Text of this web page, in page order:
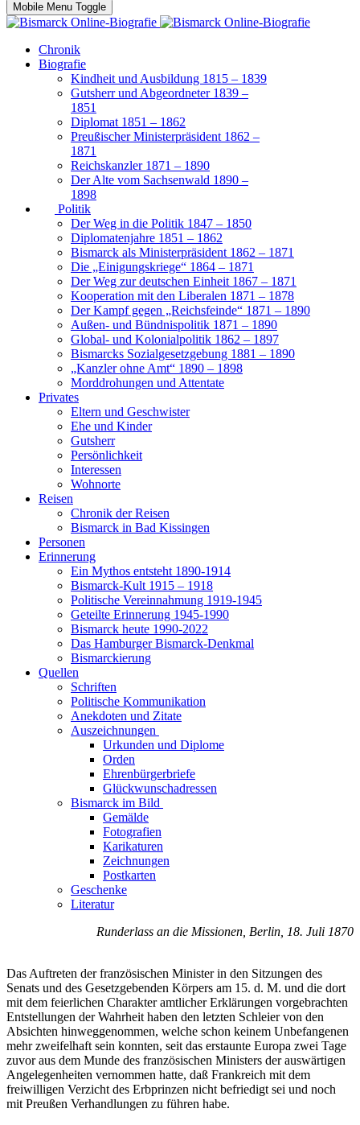
Mobile Menu Toggle
Chronik
Biografie
Kindheit und Ausbildung 1815 – 1839
Gutsherr und Abgeordneter 1839 –
1851
Diplomat 1851 – 1862
Preußischer Ministerpräsident 1862 –
1871
Reichskanzler 1871 – 1890
Der Alte vom Sachsenwald 1890 –
1898
Politik
Der Weg in die Politik 1847 – 1850
Diplomatenjahre 1851 – 1862
Bismarck als Ministerpräsident 1862 – 1871
Die „Einigungskriege“ 1864 – 1871
Der Weg zur deutschen Einheit 1867 – 1871
Kooperation mit den Liberalen 1871 – 1878
Der Kampf gegen „Reichsfeinde“ 1871 – 1890
Außen- und Bündnispolitik 1871 – 1890
Global- und Kolonialpolitik 1862 – 1897
Bismarcks Sozialgesetzgebung 1881 – 1890
„Kanzler ohne Amt“ 1890 – 1898
Morddrohungen und Attentate
Privates
Eltern und Geschwister
Ehe und Kinder
Gutsherr
Persönlichkeit
Interessen
Wohnorte
Reisen
Chronik der Reisen
Bismarck in Bad Kissingen
Personen
Erinnerung
Ein Mythos entsteht 1890-1914
Bismarck-Kult 1915 – 1918
Politische Vereinnahmung 1919-1945
Geteilte Erinnerung 1945-1990
Bismarck heute 1990-2022
Das Hamburger Bismarck-Denkmal
Bismarckierung
Quellen
Schriften
Politische Kommunikation
Anekdoten und Zitate
Auszeichnungen
Urkunden und Diplome
Orden
Ehrenbürgerbriefe
Glückwunschadressen
Bismarck im Bild
Gemälde
Fotografien
Karikaturen
Zeichnungen
Postkarten
Geschenke
Literatur
Runderlass an die Missionen, Berlin, 18. Juli 1870
Das Auftreten der französischen Minister in den Sitzungen des
Senats und des Gesetzgebenden Körpers am 15. d. M. und die dort
mit dem feierlichen Charakter amtlicher Erklärungen vorgebrachten
Entstellungen der Wahrheit haben den letzten Schleier von den
Absichten hinweggenommen, welche schon keinem Unbefangenen
mehr zweifelhaft sein konnten, seit das erstaunte Europa zwei Tage
zuvor aus dem Munde des französischen Ministers der auswärtigen
Angelegenheiten vernommen hatte, daß Frankreich mit dem
freiwilligen Verzicht des Erbprinzen nicht befriedigt sei und noch
mit Preußen Verhandlungen zu führen habe.